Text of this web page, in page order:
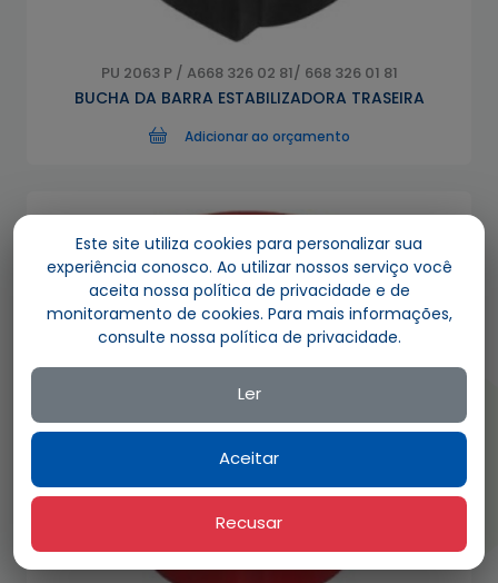
PU 2063 P / A668 326 02 81/ 668 326 01 81
BUCHA DA BARRA ESTABILIZADORA TRASEIRA
Adicionar ao orçamento
Este site utiliza cookies para personalizar sua
experiência conosco. Ao utilizar nossos serviço você
aceita nossa política de privacidade e de
monitoramento de cookies. Para mais informações,
consulte nossa política de privacidade.
Ler
Aceitar
Recusar